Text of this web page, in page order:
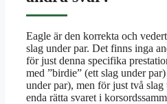
Eagle är den korrekta och
slag under par. Det finns inga
för just denna specifika
med ”birdie” (ett slag under
under par), men för just två slag
enda rätta svaret i